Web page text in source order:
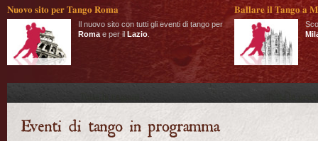
Nuovo sito per Tango Roma
Il nuovo sito con tutti gli eventi di tango per
Roma e per il Lazio
Ballare il Tango a